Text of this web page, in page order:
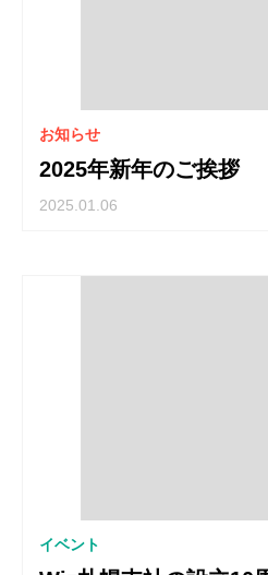
お知らせ
2025年新年のご挨拶
2025.01.06
イベント